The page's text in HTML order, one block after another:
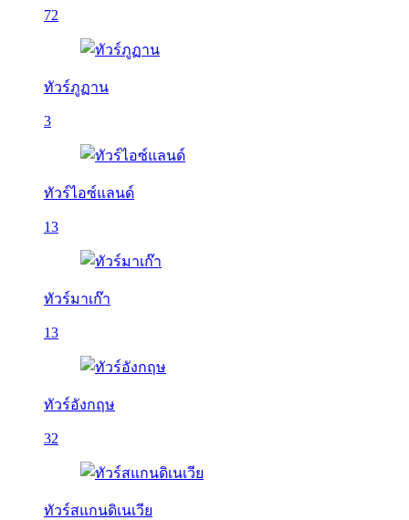
72
ทัวร์ภูฏาน
3
ทัวร์ไอซ์แลนด์
13
ทัวร์มาเก๊า
13
ทัวร์อังกฤษ
32
ทัวร์สแกนดิเนเวีย